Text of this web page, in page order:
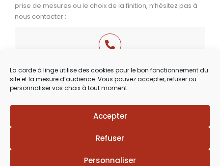
La corde à linge utilise des cookies pour le bon fonctionnement du
site et la mesure d’audience. Vous pouvez accepter, refuser ou
personnaliser vos choix à tout moment.
Accepter
Refuser
Personnaliser
prise de mesures ou le choix de la finition, n’hésitez pas à
nous contacter :
03 29 60 49 17
Du Mardi au Samedi
de 9h30 à 12h00 & de 14h00 à 18h30